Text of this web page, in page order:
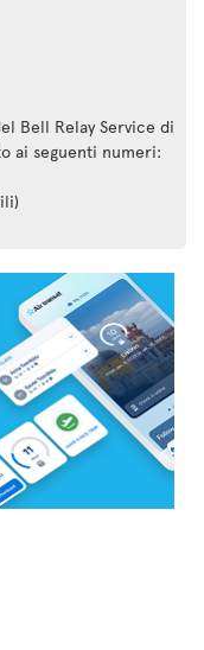
Bell Relay Service di
ai seguenti numeri: